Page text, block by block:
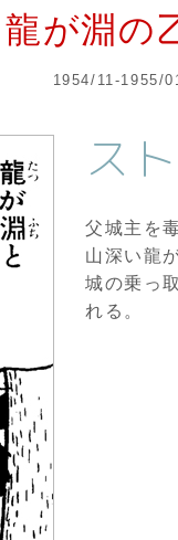
龍が淵の
1954/11-1955/
ス
父城主を
山深い龍
城の乗っ
れる。